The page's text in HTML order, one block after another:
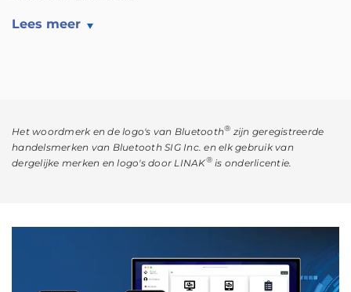
Lees meer
Het woordmerk en de logo's van Bluetooth® zijn geregistreerde
handelsmerken van Bluetooth SIG Inc. en elk gebruik van
dergelijke merken en logo's door LINAK®is onderlicentie.